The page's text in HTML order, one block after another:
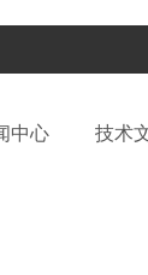
中心 技术